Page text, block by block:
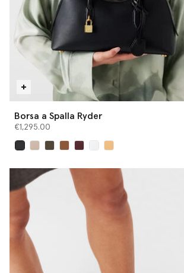
Borsa a Spalla Ryder
€1,295.00